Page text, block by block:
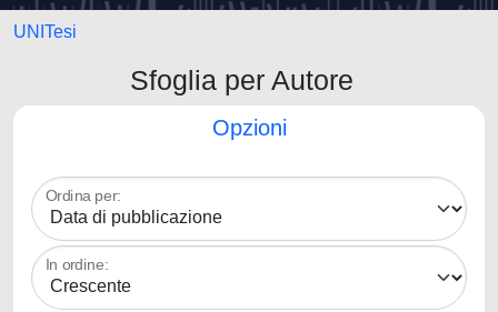
UNITesi
Sfoglia per Autore
Opzioni
Ordina per:
In ordine: